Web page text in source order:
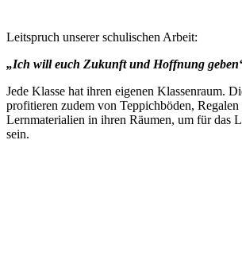
Leitspruch unserer schulischen Arbeit:
„Ich will euch Zukunft und Hoffnung
Jede Klasse hat ihren eigenen Klassenraum.
profitieren zudem von Teppichböden,
Lernmaterialien in ihren Räumen, um für das
sein.